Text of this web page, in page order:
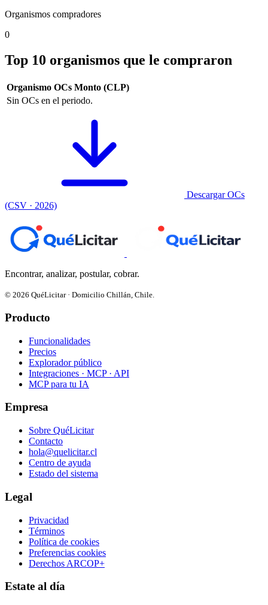
Organismos compradores
0
Top 10 organismos que le compraron
Organismo OCs Monto (CLP)
Sin OCs en el periodo.
Descargar OCs
(CSV · 2026)
Encontrar, analizar, postular, cobrar.
© 2026 QuéLicitar · Domicilio Chillán, Chile.
Producto
Funcionalidades
Precios
Explorador público
Integraciones · MCP · API
MCP para tu IA
Empresa
Sobre QuéLicitar
Contacto
hola@quelicitar.cl
Centro de ayuda
Estado del sistema
Legal
Privacidad
Términos
Política de cookies
Preferencias cookies
Derechos ARCOP+
Estate al día